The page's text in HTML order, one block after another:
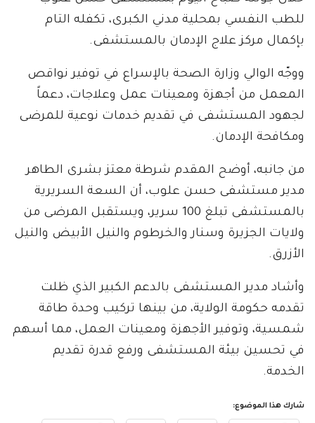
للطب النفسي بمحلية مدني الكبرى، تكفله التام
بإكمال مركز علاج الإدمان بالمستشفى.
ووجّه الوالي وزارة الصحة بالإسراع في توفير نواقص
المعمل من أجهزة ومعينات عمل وعلاجات، دعماً
لجهود المستشفى في تقديم خدمات نوعية للمرضى
ومكافحة الإدمان.
من جانبه، أوضح المقدم شرطة معتز بشرى الطاهر
مدير مستشفى حسن علوب، أن السعة السريرية
بالمستشفى تبلغ 100 سرير، ويستقبل المرضى من
ولايات الجزيرة وسنار والخرطوم والنيل الأبيض والنيل
الأزرق.
وأشاد مدير المستشفى بالدعم الكبير الذي ظلت
تقدمه حكومة الولاية، من بينها تركيب وحدة طاقة
شمسية، وتوفير الأجهزة ومعينات العمل، مما أسهم
في تحسين بيئة المستشفى ورفع قدرة تقديم
الخدمة.
شارك هذا الموضوع: